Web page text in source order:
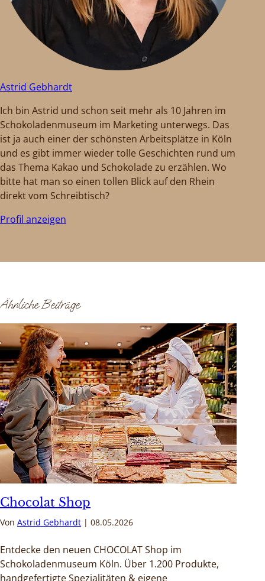
Astrid Gebhardt
Ich bin Astrid und schon seit mehr als 10 Jahren im
Schokoladenmuseum im Marketing unterwegs. Das
ist ja auch einer der schönsten Arbeitsplätze in Köln
und es gibt immer wieder tolle Geschichten rund um
das Thema Kakao und Schokolade zu erzählen. Wo
bitte hat man so einen tollen Blick auf den Rhein
direkt vom Schreibtisch?
Profil anzeigen
Ähnliche Beiträge
Chocolat Shop
Von Astrid Gebhardt 08.05.2026
Entdecke den neuen CHOCOLAT Shop im
Schokoladenmuseum Köln. Über 1.200 Produkte,
handgefertigte Spezialitäten & eigene